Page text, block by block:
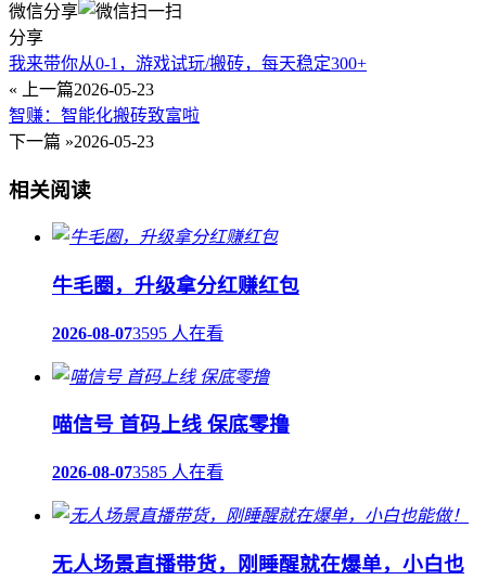
微信分享
分享
我来带你从0-1，游戏试玩/搬砖，每天稳定300+
« 上一篇2026-05-23
智赚：智能化搬砖致富啦
下一篇 »2026-05-23
相关阅读
牛毛圈，升级拿分红赚红包
2026-08-073595 人在看
喵信号 首码上线 保底零撸
2026-08-073585 人在看
无人场景直播带货，刚睡醒就在爆单，小白也